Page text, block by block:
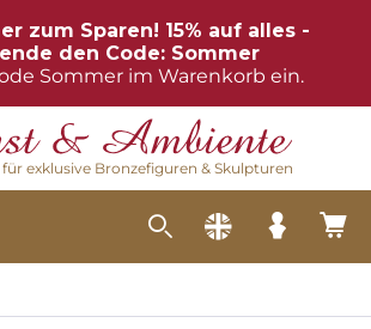
zum Sparen! 15% auf alles -
den Code: Sommer
Sommer im Warenkorb ein.
exklusive Bronzefiguren & Skulpturen